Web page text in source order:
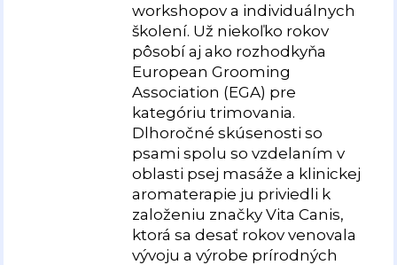
workshopov a individuálnych
školení. Už niekoľko rokov
pôsobí aj ako rozhodkyňa
European Grooming
Association (EGA) pre
kategóriu trimovania.
Dlhoročné skúsenosti so
psami spolu so vzdelaním v
oblasti psej masáže a klinickej
aromaterapie ju priviedli k
založeniu značky Vita Canis,
ktorá sa desať rokov venovala
vývoju a výrobe prírodných